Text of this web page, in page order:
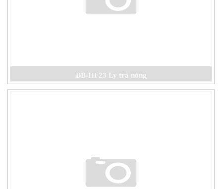
BB-HF23 Ly trà nóng